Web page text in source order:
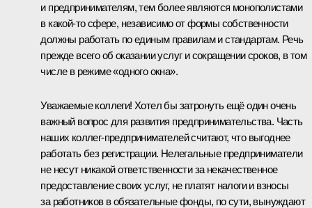
и предпринимателям, тем более являются монополистами
в какой-то сфере, независимо от формы собственности
должны работать по единым правилам и стандартам. Речь
прежде всего об оказании услуг и сокращении сроков, в том
числе в режиме «одного окна».
Уважаемые коллеги! Хотел бы затронуть ещё один очень
важный вопрос для развития предпринимательства. Часть
наших коллег-предпринимателей считают, что выгоднее
работать без регистрации. Нелегальные предприниматели
не несут никакой ответственности за некачественное
предоставление своих услуг, не платят налоги и взносы
за работников в обязательные фонды, по сути, вынуждают